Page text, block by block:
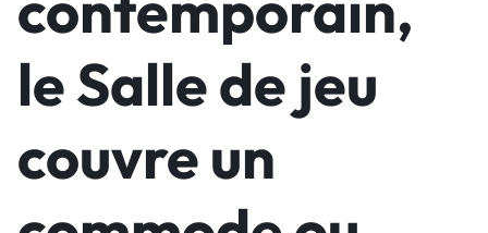
le Salle de jeu
couvre un